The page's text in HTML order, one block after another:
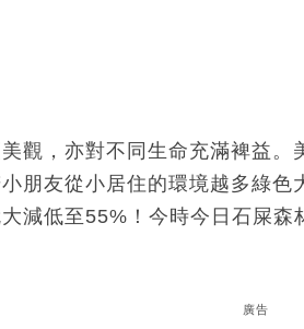
觀，亦對不同生命充滿裨益
朋友從小居住的環境越多綠色
減低至55%！今時今日石屎
廣告